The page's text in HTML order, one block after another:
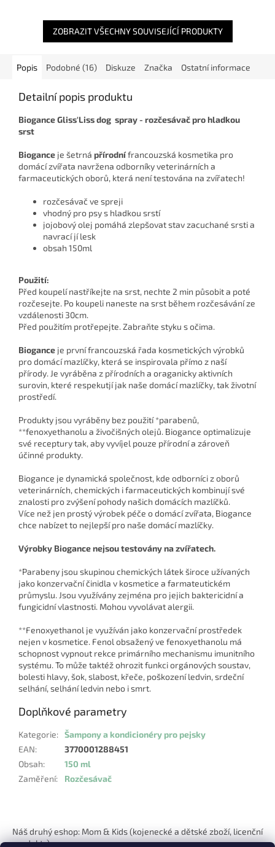
vypadáváním srsti nebo...
ZOBRAZIT VŠECHNY SOUVISEJÍCÍ PRODUKTY
Popis Podobné (16) Diskuze Značka Ostatní informace
Detailní popis produktu
Biogance Gliss'Liss dog spray - rozčesávač pro hladkou
srst
Biogance je šetrná přírodnífrancouzská kosmetika pro
domácí zvířata navržena odborníky veterinárních a
farmaceutických oborů, která není testována na zvířatech!
rozčesávač ve spreji
vhodný pro psy s hladkou srstí
jojobový olej pomáhá zlepšovat stav zacuchané srsti a
navrací jí lesk
obsah 150ml
Použití:
Před koupelí nastříkejte na srst, nechte 2 min působit a poté
rozčesejte. Po koupeli naneste na srst během rozčesávání ze
vzdálenosti 30cm.
Před použitím protřepejte. Zabraňte styku s očima.
Biogance je první francouzská řada kosmetických výrobků
pro domácí mazlíčky, která se inspirovala přímo z naší
přírody. Je vyráběna z přírodních a oraganicky aktivních
surovin, které respekutjí jak naše domácí mazlíčky, tak životní
prostředí.
Produkty jsou vyráběny bez použití *parabenů,
**fenoxyethanolu a živočišných olejů. Biogance optimalizuje
své receptury tak, aby vyvíjel pouze přírodní a zároveň
účinné produkty.
Biogance je dynamická společnost, kde odborníci z oborů
veterinárních, chemických i farmaceutických kombinují své
znalosti pro zvýšení pohody našich domácích mazlíčků.
Více než jen prostý výrobek péče o domácí zvířata, Biogance
chce nabízet to nejlepší pro naše domácí mazlíčky.
Výrobky Biogance nejsou testovány na zvířatech.
*Parabeny jsou skupinou chemických látek široce užívaných
jako konzervační činidla v kosmetice a farmateutickém
průmyslu. Jsou využívány zejména pro jejich baktericidní a
fungicidní vlastnosti. Mohou vyvolávat alergii.
**Fenoxyethanol je využíván jako konzervační prostředek
nejen v kosmetice. Fenol obsažený ve fenoxyethanolu má
schopnost vypnout rekce primárního mechanismu imunitního
systému. To může taktéž ohrozit funkci orgánových soustav,
bolesti hlavy, šok, slabost, křeče, poškození ledvin, srdeční
selhání, selhání ledvin nebo i smrt.
Doplňkové parametry
Kategorie: Šampony a kondicionéry pro pejsky
EAN:
3770001288451
Obsah:
150 ml
Zaměření: Rozčesávač
p
Náš druhý eshop: Mom & Kids (kojenecké a dětské zboží, licenční
produkty)